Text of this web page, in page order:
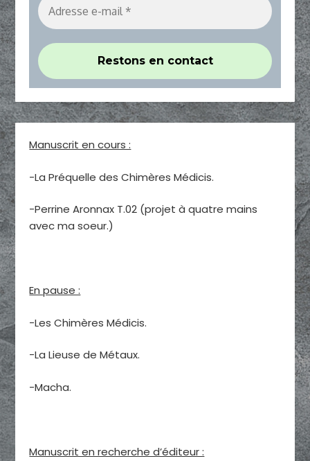
Manuscrit en cours :
-La Préquelle des Chimères Médicis.
-Perrine Aronnax T.02 (projet à quatre mains
avec ma soeur.)
En pause :
-Les Chimères Médicis.
-La Lieuse de Métaux.
-Macha.
Manuscrit en recherche d’éditeur :